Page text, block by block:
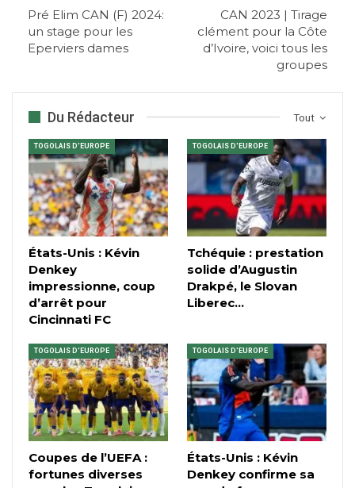
Pré Elim CAN (F) 2024:
un stage pour les
Eperviers dames
CAN 2023 | Tirage
clément pour la Côte
d’Ivoire, voici tous les
groupes
Tout
Du Rédacteur
TOGOLAIS D'EUROPE
États-Unis : Kévin
Denkey
impressionne, coup
d’arrêt pour
Cincinnati FC
TOGOLAIS D'EUROPE
Tchéquie : prestation
solide d’Augustin
Drakpé, le Slovan
Liberec…
TOGOLAIS D'EUROPE
Coupes de l’UEFA :
fortunes diverses
TOGOLAIS D'EUROPE
États-Unis : Kévin
Denkey confirme sa